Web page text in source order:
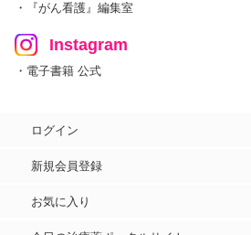
・『がん看護』編集室
Instagram
・電子書籍 公式
ログイン
新規会員登録
お気に入り